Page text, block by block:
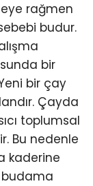
rağmen
budur.
bir
bir çay
Çayda
toplumsal
Bu nedenle
kaderine
budama